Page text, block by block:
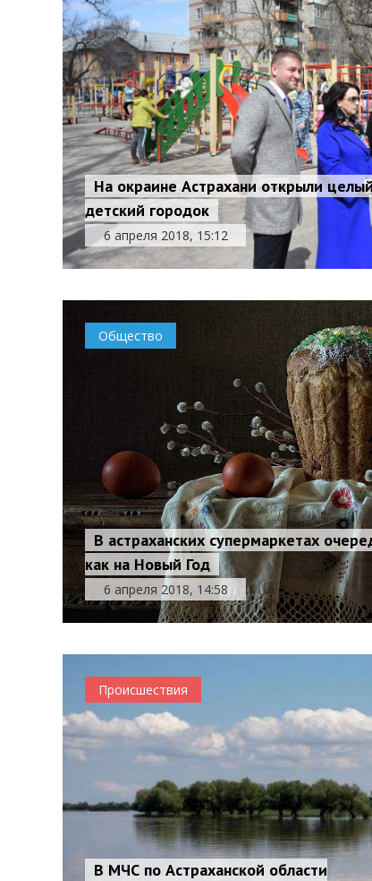
На окраине Астрахани открыли
детский городок
6 апреля 2018, 15:12
Общество
В астраханских супермаркетах
как на Новый Год
6 апреля 2018, 14:58
Происшествия
В МЧС по Астраханской области